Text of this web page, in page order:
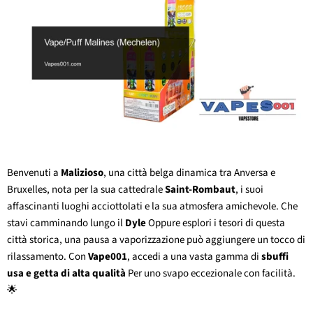
Benvenuti a Malizioso, una città belga dinamica tra Anversa e
Bruxelles, nota per la sua cattedraleSaint-Rombaut, i suoi
affascinanti luoghi acciottolati e la sua atmosfera amichevole. Che
stavi camminando lungo ilDyleOppure esplori i tesori di questa
città storica, una pausa a vaporizzazione può aggiungere un tocco di
rilassamento. ConVape001, accedi a una vasta gamma disbuffi
usa e getta di alta qualità Per uno svapo eccezionale con facilità.
🌟